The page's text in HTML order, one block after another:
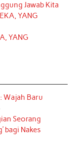
Jawab Kita
YANG
YANG
Wajah Baru
Seorang
bagi Nakes